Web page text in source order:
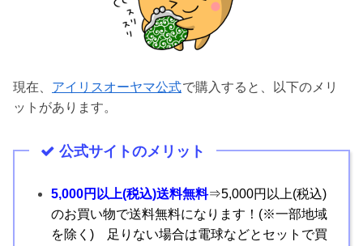
現在、 アイリスオーヤマ公式で購入すると、以下のメリ
ットがあります。
公式サイトのメリット
5,000円以上(税込)送料無料⇒5,000円以上(税込)
のお買い物で送料無料になります！(※一部地域
を除く) 足りない場合は電球などとセットで買